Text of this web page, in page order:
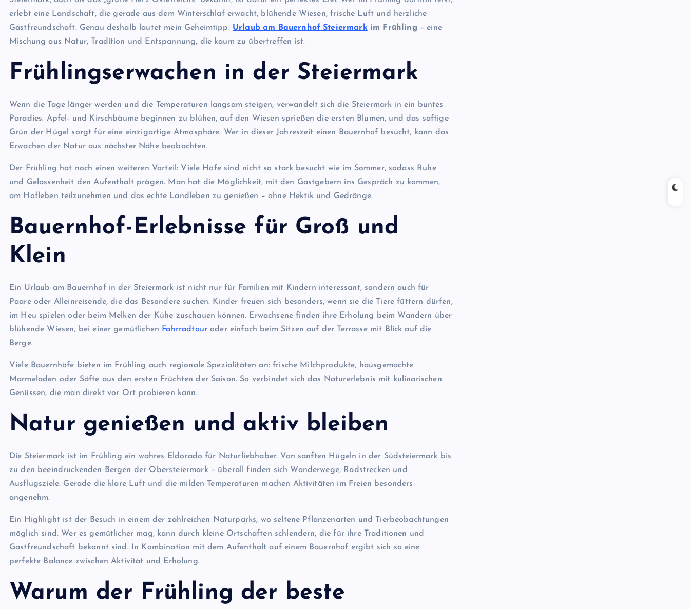
erlebt eine Landschaft, die gerade aus dem Winterschlaf erwacht, blühende Wiesen, frische Luft und herzliche
Gastfreundschaft. Genau deshalb lautet mein Geheimtipp: Urlaub am Bauernhof Steiermark im Frühling – eine
Mischung aus Natur, Tradition und Entspannung, die kaum zu übertreffen ist.
Frühlingserwachen in der Steiermark
Wenn die Tage länger werden und die Temperaturen langsam steigen, verwandelt sich die Steiermark in ein buntes
Paradies. Apfel- und Kirschbäume beginnen zu blühen, auf den Wiesen sprießen die ersten Blumen, und das saftige
Grün der Hügel sorgt für eine einzigartige Atmosphäre. Wer in dieser Jahreszeit einen Bauernhof besucht, kann das
Erwachen der Natur aus nächster Nähe beobachten.
Der Frühling hat noch einen weiteren Vorteil: Viele Höfe sind nicht so stark besucht wie im Sommer, sodass Ruhe
und Gelassenheit den Aufenthalt prägen. Man hat die Möglichkeit, mit den Gastgebern ins Gespräch zu kommen,
am Hofleben teilzunehmen und das echte Landleben zu genießen – ohne Hektik und Gedränge.
Bauernhof-Erlebnisse für Groß und
Klein
Ein Urlaub am Bauernhof in der Steiermark ist nicht nur für Familien mit Kindern interessant, sondern auch für
Paare oder Alleinreisende, die das Besondere suchen. Kinder freuen sich besonders, wenn sie die Tiere füttern dürfen,
im Heu spielen oder beim Melken der Kühe zuschauen können. Erwachsene finden ihre Erholung beim Wandern über
blühende Wiesen, bei einer gemütlichen Fahrradtour oder einfach beim Sitzen auf der Terrasse mit Blick auf die
Berge.
Viele Bauernhöfe bieten im Frühling auch regionale Spezialitäten an: frische Milchprodukte, hausgemachte
Marmeladen oder Säfte aus den ersten Früchten der Saison. So verbindet sich das Naturerlebnis mit kulinarischen
Genüssen, die man direkt vor Ort probieren kann.
Natur genießen und aktiv bleiben
Die Steiermark ist im Frühling ein wahres Eldorado für Naturliebhaber. Von sanften Hügeln in der Südsteiermark bis
zu den beeindruckenden Bergen der Obersteiermark – überall finden sich Wanderwege, Radstrecken und
Ausflugsziele. Gerade die klare Luft und die milden Temperaturen machen Aktivitäten im Freien besonders
angenehm.
Ein Highlight ist der Besuch in einem der zahlreichen Naturparks, wo seltene Pflanzenarten und Tierbeobachtungen
möglich sind. Wer es gemütlicher mag, kann durch kleine Ortschaften schlendern, die für ihre Traditionen und
Gastfreundschaft bekannt sind. In Kombination mit dem Aufenthalt auf einem Bauernhof ergibt sich so eine
perfekte Balance zwischen Aktivität und Erholung.
Warum der Frühling der beste